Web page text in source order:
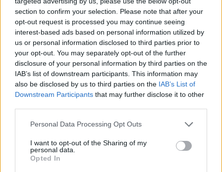
section to confirm your selection. Please note that after your
opt-out request is processed you may continue seeing
interest-based ads based on personal information utilized by
us or personal information disclosed to third parties prior to
your opt-out. You may separately opt-out of the further
disclosure of your personal information by third parties on the
IAB’s list of downstream participants. This information may
also be disclosed by us to third parties on the IAB’s List of
Downstream Participants that may further disclose it to other
Personal Data Processing Opt Outs
I want to opt-out of the Sharing of my
personal data.
Opted In
Με πληροφορίες από ΕΡΤ
Facebook Share on X Bluesky
Email Copy Link
Tags: αμπελόκηποι έκρηξη ρωμανός